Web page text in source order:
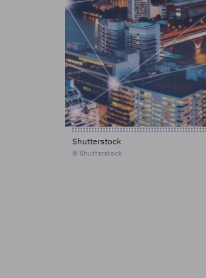
Shutterstock
© Shutterstock